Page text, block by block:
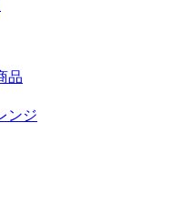
品
ンジ